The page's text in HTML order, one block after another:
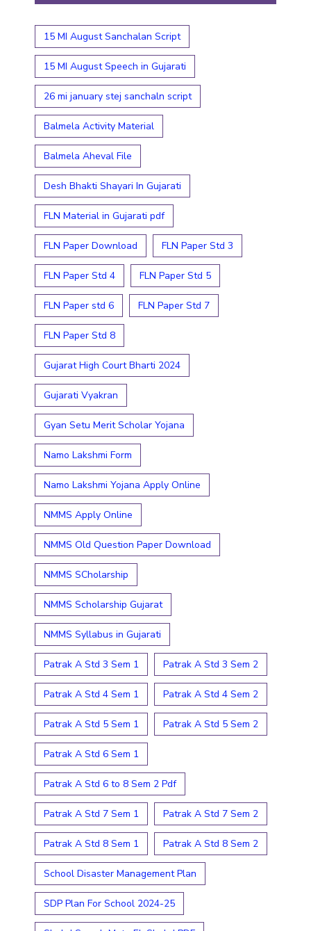
15 MI August Sanchalan Script
15 MI August Speech in Gujarati
26 mi january stej sanchaln script
Balmela Activity Material
Balmela Aheval File
Desh Bhakti Shayari In Gujarati
FLN Material in Gujarati pdf
FLN Paper Download FLN Paper Std 3
FLN Paper Std 4 FLN Paper Std 5
FLN Paper std 6 FLN Paper Std 7
FLN Paper Std 8
Gujarat High Court Bharti 2024
Gujarati Vyakran
Gyan Setu Merit Scholar Yojana
Namo Lakshmi Form
Namo Lakshmi Yojana Apply Online
NMMS Apply Online
NMMS Old Question Paper Download
NMMS SCholarship
NMMS Scholarship Gujarat
NMMS Syllabus in Gujarati
Patrak A Std 3 Sem 1 Patrak A Std 3 Sem 2
Patrak A Std 4 Sem 1 Patrak A Std 4 Sem 2
Patrak A Std 5 Sem 1 Patrak A Std 5 Sem 2
Patrak A Std 6 Sem 1
Patrak A Std 6 to 8 Sem 2 Pdf
Patrak A Std 7 Sem 1 Patrak A Std 7 Sem 2
Patrak A Std 8 Sem 1 Patrak A Std 8 Sem 2
School Disaster Management Plan
SDP Plan For School 2024-25